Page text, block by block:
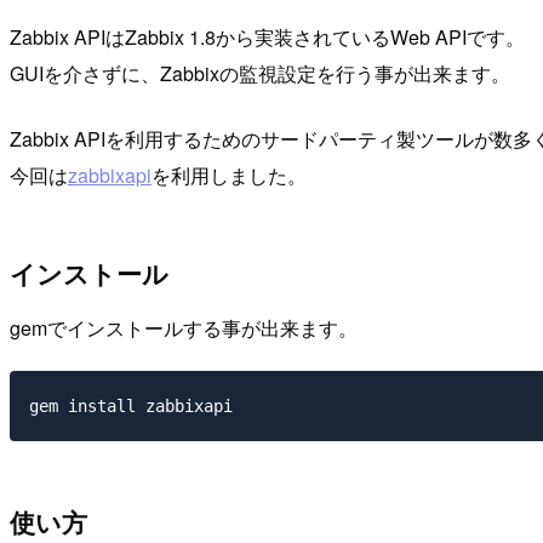
Zabbix APIはZabbix 1.8から実装されているWeb APIです。
GUIを介さずに、Zabbixの監視設定を行う事が出来ます。
Zabbix APIを利用するためのサードパーティ製ツールが数多
今回はzabbixapiを利用しました。
インストール
gemでインストールする事が出来ます。
使い方